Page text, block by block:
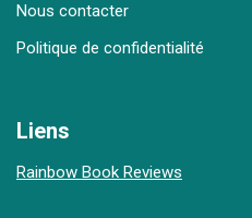
Nous contacter
Politique de confidentialité
Liens
Rainbow Book Reviews